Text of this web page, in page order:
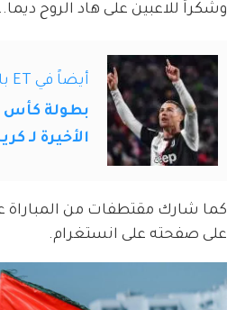
وشكراً للاعبين على هاد الروح
أيضاً في ET بالعربي
الأخيرة لـ
كما شارك مقتطفات من المباراة
على صفحته على انستغرام.